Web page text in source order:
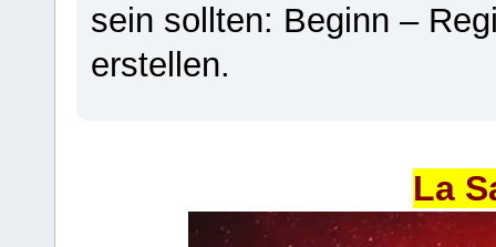
sein sollten: Beginn –
erstellen.
La